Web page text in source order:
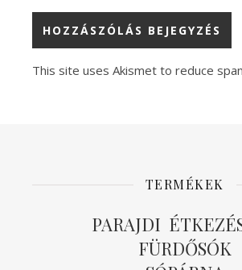
Alternative:
This site uses Akismet to reduce
TERMÉKEK
PARAJDI
FÜRDŐSÓK